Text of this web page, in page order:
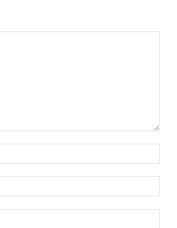
Mail:*